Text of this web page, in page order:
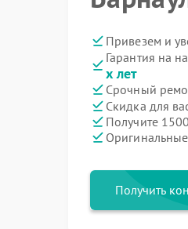
Привезем и
Гарантия на
х лет
Срочный
Скидка для
Получите
Получить